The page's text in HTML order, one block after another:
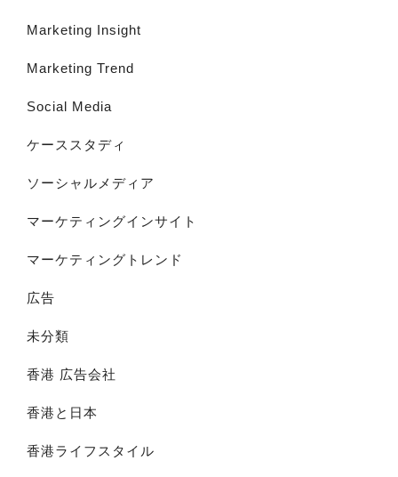
Marketing Insight
Marketing Trend
Social Media
ケーススタディ
ソーシャルメディア
マーケティングインサイト
マーケティングトレンド
広告
未分類
香港 広告会社
香港と日本
香港ライフスタイル